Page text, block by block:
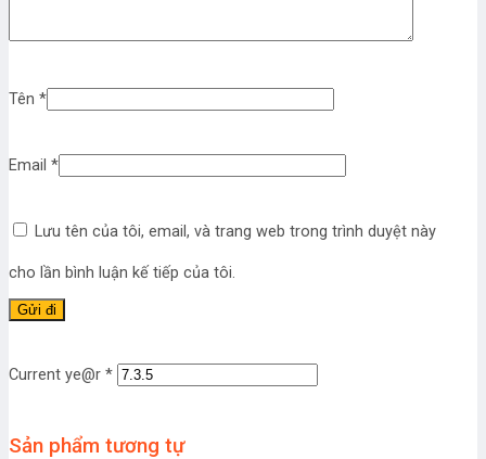
Tên *
Email *
Lưu tên của tôi, email, và trang web trong trình duyệt này
cho lần bình luận kế tiếp của tôi.
Current ye@r *
Sản phẩm tương tự